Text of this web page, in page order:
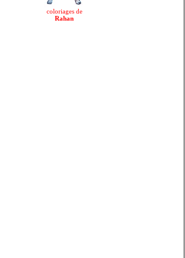
coloriages de
Rahan